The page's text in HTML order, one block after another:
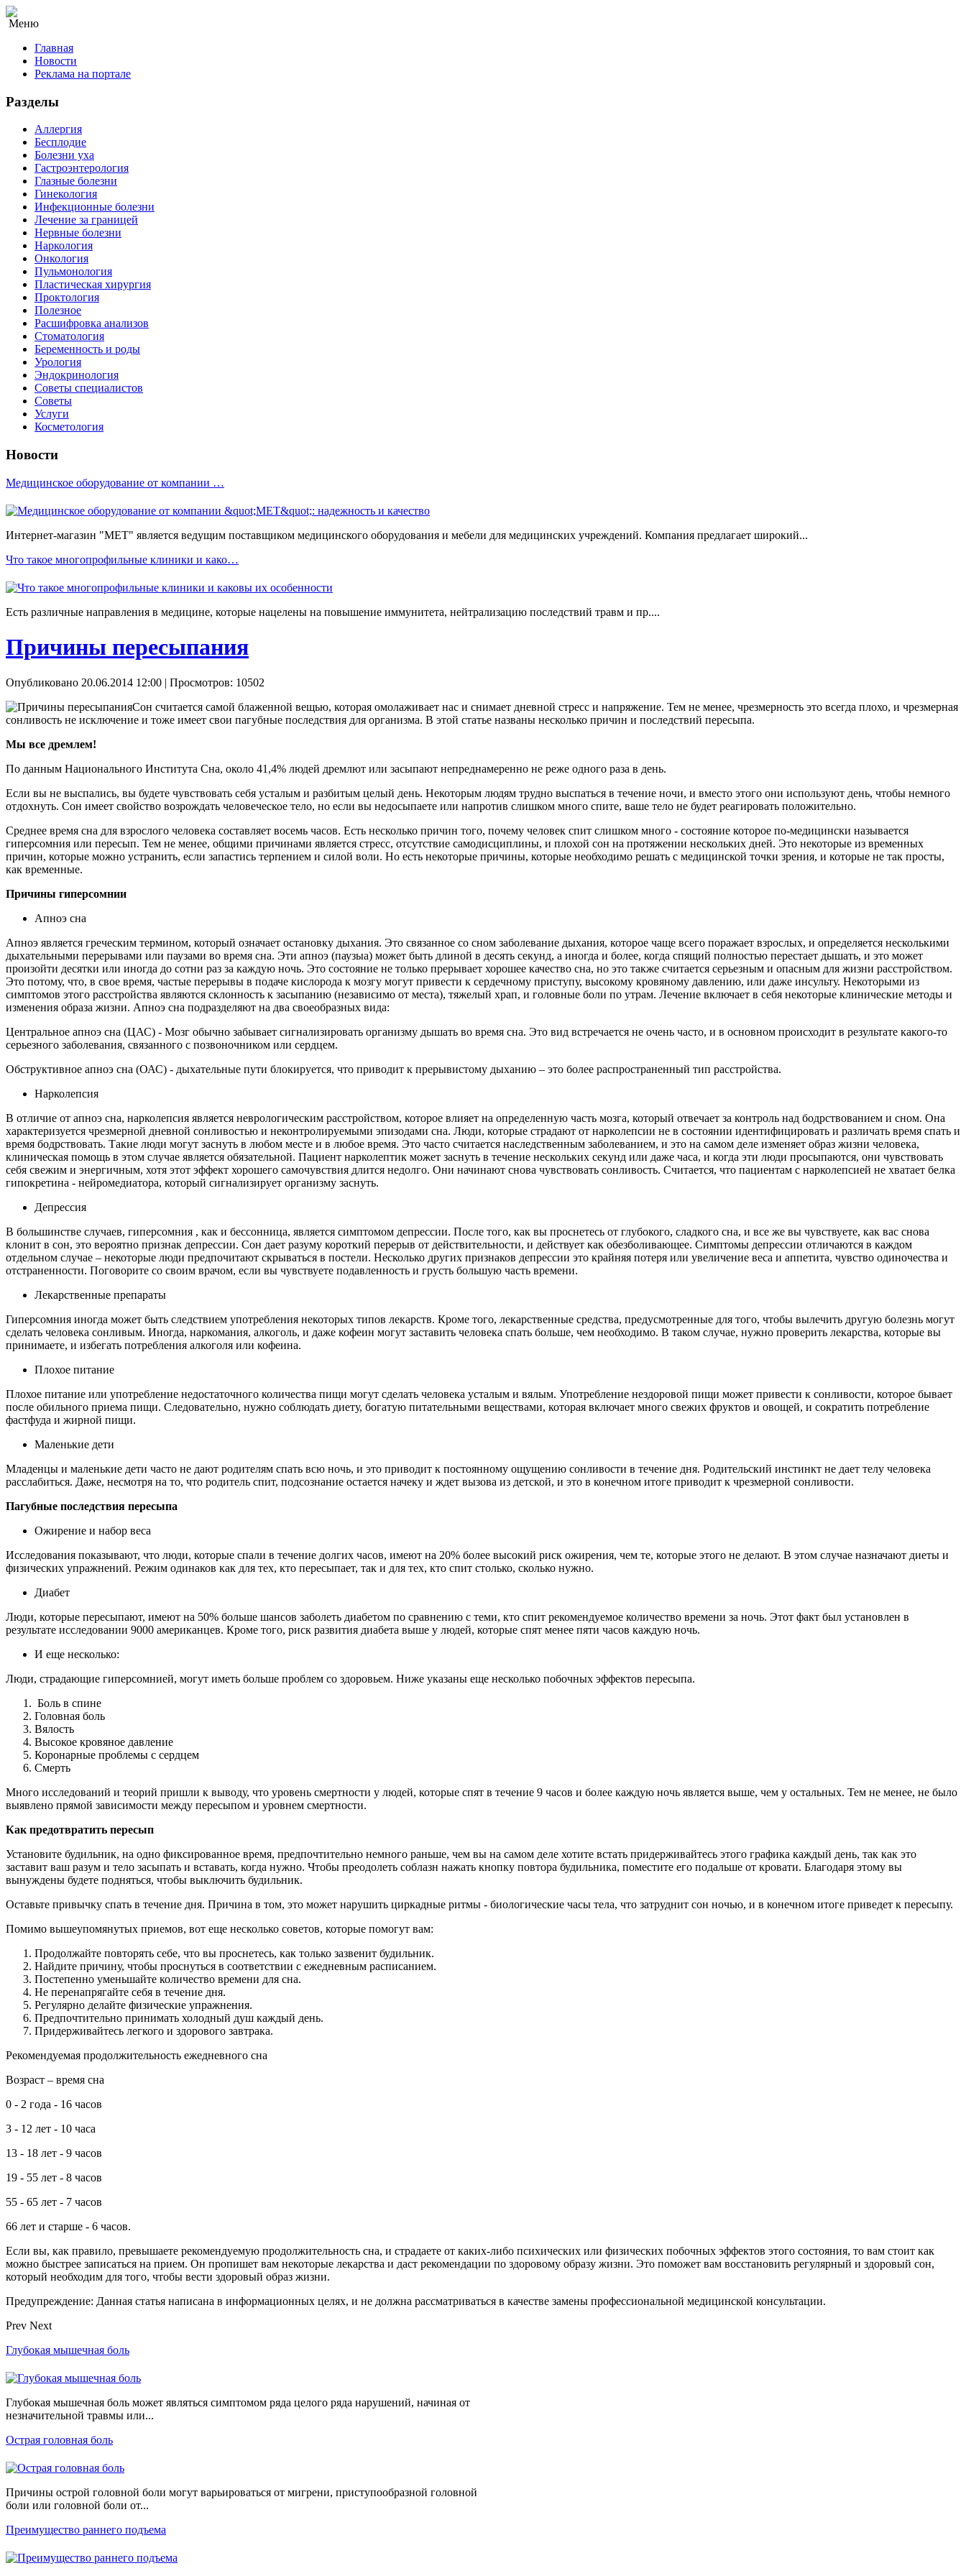
Меню
Главная
Новости
Реклама на портале
Разделы
Аллергия
Бесплодие
Болезни уха
Гастроэнтерология
Глазные болезни
Гинекология
Инфекционные болезни
Лечение за границей
Нервные болезни
Наркология
Онкология
Пульмонология
Пластическая хирургия
Проктология
Полезное
Расшифровка анализов
Стоматология
Беременность и роды
Урология
Эндокринология
Советы специалистов
Советы
Услуги
Косметология
Новости
Медицинское оборудование от компании …
Интернет-магазин "МЕТ" является ведущим поставщиком медицинского оборудования и мебели для медицинских учреждений. Компания предлагает широкий...
Что такое многопрофильные клиники и како…
Есть различные направления в медицине, которые нацелены на повышение иммунитета, нейтрализацию последствий травм и пр....
Причины пересыпания
Опубликовано 20.06.2014 12:00 | Просмотров: 10502
Сон считается самой блаженной вещью, которая омолаживает нас и снимает дневной стресс и напряжение. Тем не менее, чрезмерность это всегда плохо, и чрезмерная
сонливость не исключение и тоже имеет свои пагубные последствия для организма. В этой статье названы несколько причин и последствий пересыпа.
Мы все дремлем!
По данным Национального Института Сна, около 41,4% людей дремлют или засыпают непреднамеренно не реже одного раза в день.
Если вы не выспались, вы будете чувствовать себя усталым и разбитым целый день. Некоторым людям трудно выспаться в течение ночи, и вместо этого они используют день, чтобы немного
отдохнуть. Сон имеет свойство возрождать человеческое тело, но если вы недосыпаете или напротив слишком много спите, ваше тело не будет реагировать положительно.
Среднее время сна для взрослого человека составляет восемь часов. Есть несколько причин того, почему человек спит слишком много - состояние которое по-медицински называется
гиперсомния или пересып. Тем не менее, общими причинами является стресс, отсутствие самодисциплины, и плохой сон на протяжении нескольких дней. Это некоторые из временных
причин, которые можно устранить, если запастись терпением и силой воли. Но есть некоторые причины, которые необходимо решать с медицинской точки зрения, и которые не так просты,
как временные.
Причины гиперсомнии
Апноэ сна
Апноэ является греческим термином, который означает остановку дыхания. Это связанное со сном заболевание дыхания, которое чаще всего поражает взрослых, и определяется несколькими
дыхательными перерывами или паузами во время сна. Эти апноэ (паузыа) может быть длиной в десять секунд, а иногда и более, когда спящий полностью перестает дышать, и это может
произойти десятки или иногда до сотни раз за каждую ночь. Это состояние не только прерывает хорошее качество сна, но это также считается серьезным и опасным для жизни расстройством.
Это потому, что, в свое время, частые перерывы в подаче кислорода к мозгу могут привести к сердечному приступу, высокому кровяному давлению, или даже инсульту. Некоторыми из
симптомов этого расстройства являются склонность к засыпанию (независимо от места), тяжелый храп, и головные боли по утрам. Лечение включает в себя некоторые клинические методы и
изменения образа жизни. Апноэ сна подразделяют на два своеобразных вида:
Центральное апноэ сна (ЦАС) - Мозг обычно забывает сигнализировать организму дышать во время сна. Это вид встречается не очень часто, и в основном происходит в результате какого-то
серьезного заболевания, связанного с позвоночником или сердцем.
Обструктивное апноэ сна (ОАС) - дыхательные пути блокируется, что приводит к прерывистому дыханию – это более распространенный тип расстройства.
Нарколепсия
В отличие от апноэ сна, нарколепсия является неврологическим расстройством, которое влияет на определенную часть мозга, который отвечает за контроль над бодрствованием и сном. Она
характеризуется чрезмерной дневной сонливостью и неконтролируемыми эпизодами сна. Люди, которые страдают от нарколепсии не в состоянии идентифицировать и различать время спать и
время бодрствовать. Такие люди могут заснуть в любом месте и в любое время. Это часто считается наследственным заболеванием, и это на самом деле изменяет образ жизни человека,
клиническая помощь в этом случае является обязательной. Пациент нарколептик может заснуть в течение нескольких секунд или даже часа, и когда эти люди просыпаются, они чувствовать
себя свежим и энергичным, хотя этот эффект хорошего самочувствия длится недолго. Они начинают снова чувствовать сонливость. Считается, что пациентам с нарколепсией не хватает белка
гипокретина - нейромедиатора, который сигнализирует организму заснуть.
Депрессия
В большинстве случаев, гиперсомния , как и бессонница, является симптомом депрессии. После того, как вы проснетесь от глубокого, сладкого сна, и все же вы чувствуете, как вас снова
клонит в сон, это вероятно признак депрессии. Сон дает разуму короткий перерыв от действительности, и действует как обезболивающее. Симптомы депрессии отличаются в каждом
отдельном случае – некоторые люди предпочитают скрываться в постели. Несколько других признаков депрессии это крайняя потеря или увеличение веса и аппетита, чувство одиночества и
отстраненности. Поговорите со своим врачом, если вы чувствуете подавленность и грусть большую часть времени.
Лекарственные препараты
Гиперсомния иногда может быть следствием употребления некоторых типов лекарств. Кроме того, лекарственные средства, предусмотренные для того, чтобы вылечить другую болезнь могут
сделать человека сонливым. Иногда, наркомания, алкоголь, и даже кофеин могут заставить человека спать больше, чем необходимо. В таком случае, нужно проверить лекарства, которые вы
принимаете, и избегать потребления алкоголя или кофеина.
Плохое питание
Плохое питание или употребление недостаточного количества пищи могут сделать человека усталым и вялым. Употребление нездоровой пищи может привести к сонливости, которое бывает
после обильного приема пищи. Следовательно, нужно соблюдать диету, богатую питательными веществами, которая включает много свежих фруктов и овощей, и сократить потребление
фастфуда и жирной пищи.
Маленькие дети
Младенцы и маленькие дети часто не дают родителям спать всю ночь, и это приводит к постоянному ощущению сонливости в течение дня. Родительский инстинкт не дает телу человека
расслабиться. Даже, несмотря на то, что родитель спит, подсознание остается начеку и ждет вызова из детской, и это в конечном итоге приводит к чрезмерной сонливости.
Пагубные последствия пересыпа
Ожирение и набор веса
Исследования показывают, что люди, которые спали в течение долгих часов, имеют на 20% более высокий риск ожирения, чем те, которые этого не делают. В этом случае назначают диеты и
физических упражнений. Режим одинаков как для тех, кто пересыпает, так и для тех, кто спит столько, сколько нужно.
Диабет
Люди, которые пересыпают, имеют на 50% больше шансов заболеть диабетом по сравнению с теми, кто спит рекомендуемое количество времени за ночь. Этот факт был установлен в
результате исследовании 9000 американцев. Кроме того, риск развития диабета выше у людей, которые спят менее пяти часов каждую ночь.
И еще несколько:
Люди, страдающие гиперсомнией, могут иметь больше проблем со здоровьем. Ниже указаны еще несколько побочных эффектов пересыпа.
Боль в спине
Головная боль
Вялость
Высокое кровяное давление
Коронарные проблемы с сердцем
Смерть
Много исследований и теорий пришли к выводу, что уровень смертности у людей, которые спят в течение 9 часов и более каждую ночь является выше, чем у остальных. Тем не менее, не было
выявлено прямой зависимости между пересыпом и уровнем смертности.
Как предотвратить пересып
Установите будильник, на одно фиксированное время, предпочтительно немного раньше, чем вы на самом деле хотите встать придерживайтесь этого графика каждый день, так как это
заставит ваш разум и тело засыпать и вставать, когда нужно. Чтобы преодолеть соблазн нажать кнопку повтора будильника, поместите его подальше от кровати. Благодаря этому вы
вынуждены будете подняться, чтобы выключить будильник.
Оставьте привычку спать в течение дня. Причина в том, это может нарушить циркадные ритмы - биологические часы тела, что затруднит сон ночью, и в конечном итоге приведет к пересыпу.
Помимо вышеупомянутых приемов, вот еще несколько советов, которые помогут вам:
Продолжайте повторять себе, что вы проснетесь, как только зазвенит будильник.
Найдите причину, чтобы проснуться в соответствии с ежедневным расписанием.
Постепенно уменьшайте количество времени для сна.
Не перенапрягайте себя в течение дня.
Регулярно делайте физические упражнения.
Предпочтительно принимать холодный душ каждый день.
Придерживайтесь легкого и здорового завтрака.
Рекомендуемая продолжительность ежедневного сна
Возраст – время сна
0 - 2 года - 16 часов
3 - 12 лет - 10 часа
13 - 18 лет - 9 часов
19 - 55 лет - 8 часов
55 - 65 лет - 7 часов
66 лет и старше - 6 часов.
Если вы, как правило, превышаете рекомендуемую продолжительность сна, и страдаете от каких-либо психических или физических побочных эффектов этого состояния, то вам стоит как
можно быстрее записаться на прием. Он пропишет вам некоторые лекарства и даст рекомендации по здоровому образу жизни. Это поможет вам восстановить регулярный и здоровый сон,
который необходим для того, чтобы вести здоровый образ жизни.
Предупреждение: Данная статья написана в информационных целях, и не должна рассматриваться в качестве замены профессиональной медицинской консультации.
Prev Next
Глубокая мышечная боль
Глубокая мышечная боль может являться симптомом ряда целого ряда нарушений, начиная от
незначительной травмы или...
Острая головная боль
Причины острой головной боли могут варьироваться от мигрени, приступообразной головной
боли или головной боли от...
Преимущество раннего подъема